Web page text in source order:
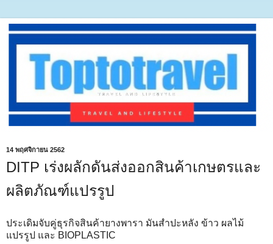
14 พฤศจิกายน 2562
DITP เร่งผลักดันส่งออกสินค้าเกษตรและ
ผลิตภัณฑ์แปรรูป
ประเดิมจับคู่ธุรกิจสินค้ายางพารา มันสำปะหลัง ข้าว ผลไม้
แปรรูป และ BIOPLASTIC